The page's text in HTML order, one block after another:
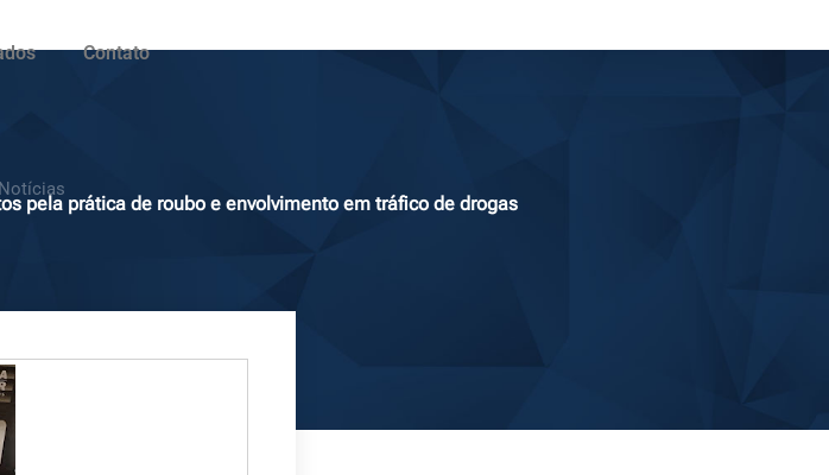
Contato
Notícias
pela prática de roubo e envolvimento em tráfico de drogas